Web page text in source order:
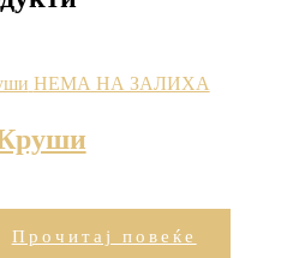
НЕМА НА ЗАЛИХА
Прочитај повеќе